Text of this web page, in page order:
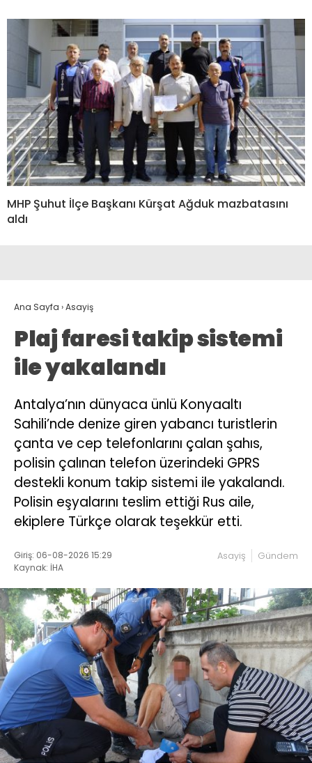
MHP Şuhut İlçe Başkanı Kürşat Ağduk mazbatasını
aldı
Ana Sayfa ›Asayiş
Plaj faresi takip sistemi
ile yakalandı
Antalya’nın dünyaca ünlü Konyaaltı
Sahili’nde denize giren yabancı turistlerin
çanta ve cep telefonlarını çalan şahıs,
polisin çalınan telefon üzerindeki GPRS
destekli konum takip sistemi ile yakalandı.
Polisin eşyalarını teslim ettiği Rus aile,
ekiplere Türkçe olarak teşekkür etti.
Giriş: 06-08-2026 15:29
Kaynak: İHA
Asayiş Gündem